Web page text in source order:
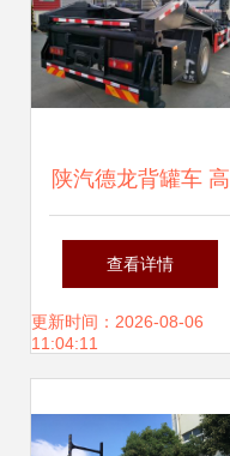
陕汽德龙背罐车 高
效运输与安全作业
的坚实伙伴
查看详情
更新时间：2026-08-06
11:04:11